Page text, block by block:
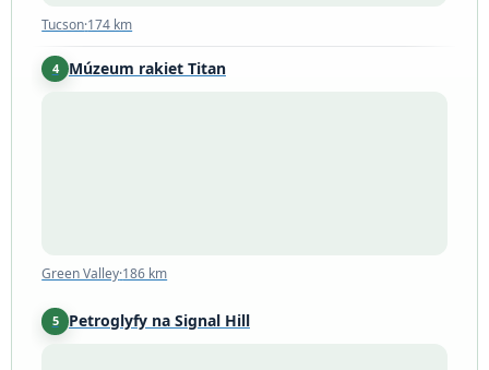
Tucson·174 km
4 Múzeum rakiet Titan
Green Valley·186 km
5 Petroglyfy na Signal Hill